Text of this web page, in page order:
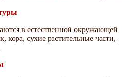
в естественной окружающей
кора, сухие растительные части,